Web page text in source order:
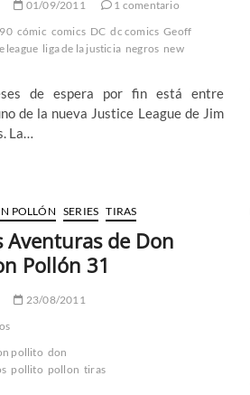
01/09/2011
1 comentario
cómic comics DC dc comics Geoff
league liga de la justicia negros new
de espera por fin está entre
de la nueva Justice League de Jim
La…
POLLÓN SERIES TIRAS
Aventuras de Don
Pollón 31
23/08/2011
pollito don
pollito pollon tiras